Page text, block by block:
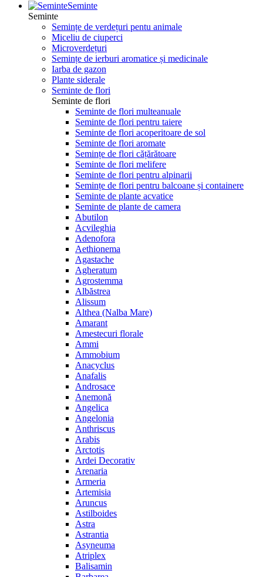
Seminte
Seminte
Semințe de verdețuri pentu animale
Miceliu de ciuperci
Microverdețuri
Semințe de ierburi aromatice și medicinale
Iarba de gazon
Plante siderale
Seminte de flori
Seminte de flori
Seminte de flori multeanuale
Seminte de flori pentru taiere
Seminte de flori acoperitoare de sol
Seminte de flori aromate
Semințe de flori cățărătoare
Seminte de flori melifere
Seminte de flori pentru alpinarii
Semințe de flori pentru balcoane și containere
Seminte de plante acvatice
Seminte de plante de camera
Abutilon
Acvileghia
Adenofora
Aethionema
Agastache
Agheratum
Agrostemma
Albăstrea
Alissum
Althea (Nalba Mare)
Amarant
Amestecuri florale
Ammi
Ammobium
Anacyclus
Anafalis
Androsace
Anemonă
Angelica
Angelonia
Anthriscus
Arabis
Arctotis
Ardei Decorativ
Arenaria
Armeria
Artemisia
Aruncus
Astilboides
Astra
Astrantia
Asyneuma
Atriplex
Balisamin